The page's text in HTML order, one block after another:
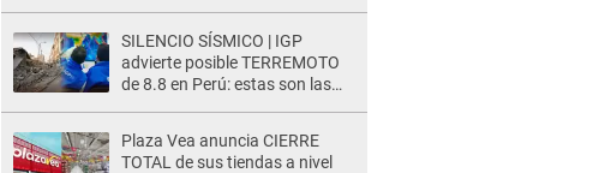
SILENCIO SÍSMICO | IGP
advierte posible TERREMOTO
de 8.8 en Perú: estas son las
Plaza Vea anuncia CIERRE
TOTAL de sus tiendas a nivel